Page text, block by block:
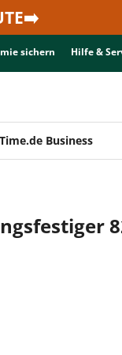
sichern Hilfe &
Business